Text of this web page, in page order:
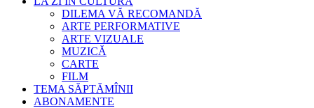
DILEMA VĂ RECOMANDĂ
ARTE PERFORMATIVE
ARTE VIZUALE
MUZICĂ
CARTE
FILM
TEMA SĂPTĂMÎNII
ABONAMENTE